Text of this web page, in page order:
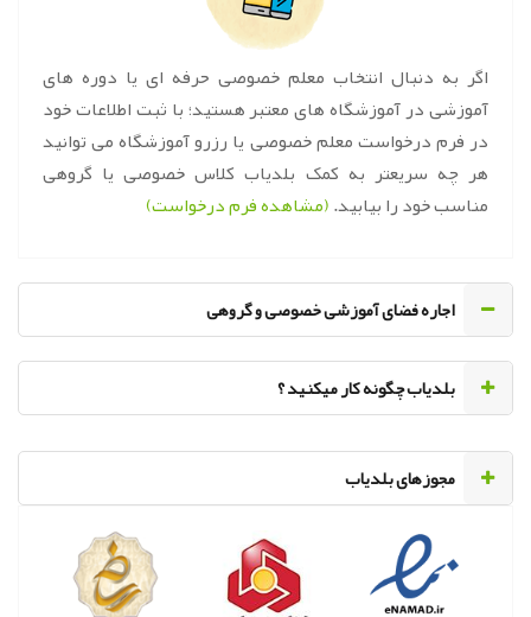
اگر به دنبال انتخاب معلم خصوصی حرفه ای یا دوره های
آموزشی در آموزشگاه های معتبر هستید؛ با ثبت اطلاعات خود
در فرم درخواست معلم خصوصی یا رزرو آموزشگاه می توانید
هر چه سریعتر به کمک بلدیاب کلاس خصوصی یا گروهی
مناسب خود را بیابید.(مشاهده فرم درخواست)
اجاره فضای آموزشی خصوصی و گروهی
‌بلدیاب چگونه کار میکنید ؟
مجوزهای بلدیاب